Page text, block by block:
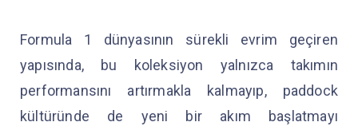
Formula 1 dünyasının sürekli evrim geçiren
yapısında, bu koleksiyon yalnızca takımın
performansını artırmakla kalmayıp, paddock
kültüründe de yeni bir akım başlatmayı